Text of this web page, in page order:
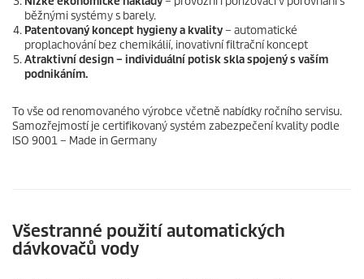
běžnými systémy s barely.
Patentovaný koncept hygieny a kvality– automatické
proplachování bez chemikálií, inovativní filtrační koncept
Atraktivní design – individuální potisk skla spojený s vaším
podnikáním.
To vše od renomovaného výrobce včetně nabídky ročního servisu.
Samozřejmostí je certifikovaný systém zabezpečení kvality podle
ISO 9001 – Made in Germany
Všestranné použití automatických
dávkovačů vody